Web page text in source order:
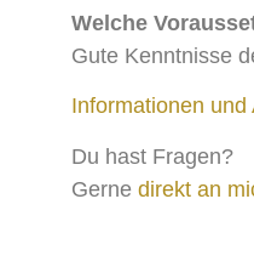
Welche
Gute Kenntnisse
Informationen
Du hast Fragen?
Gerne direkt an